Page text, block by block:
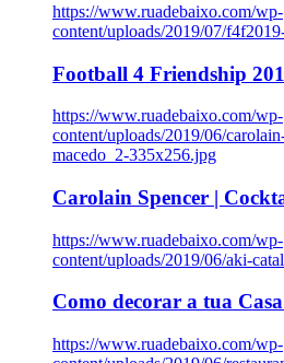
https://www.ruadebaixo.com/wp-
content/uploads/2019/07/
Football 4 Friendship
https://www.ruadebaixo.com/wp-
content/uploads/2019/06/
macedo_2-335x256.jpg
Carolain Spencer |
https://www.ruadebaixo.com/wp-
content/uploads/2019/06/aki-
Como decorar a tua
https://www.ruadebaixo.com/wp-